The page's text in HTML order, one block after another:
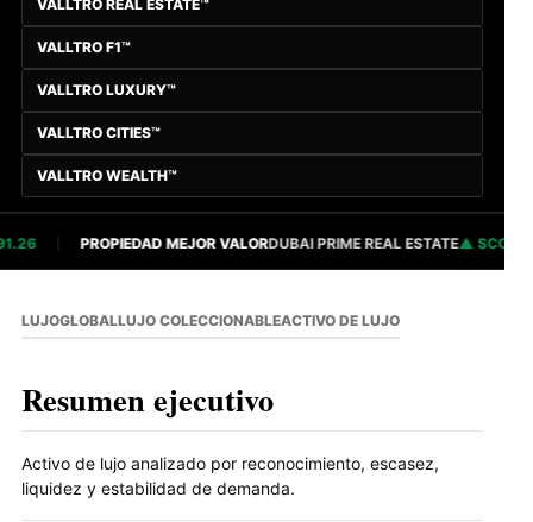
VALLTRO REAL ESTATE™
VALLTRO F1™
VALLTRO LUXURY™
VALLTRO CITIES™
VALLTRO WEALTH™
PROPIEDAD MEJOR VALORDUBAI PRIME REAL ESTATE SCORE
LUJOGLOBALLUJO COLECCIONABLEACTIVO DE LUJO
Resumen ejecutivo
Activo de lujo analizado por reconocimiento, escasez,
liquidez y estabilidad de demanda.